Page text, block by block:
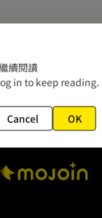
續閱讀
in to keep reading.
Cancel OK